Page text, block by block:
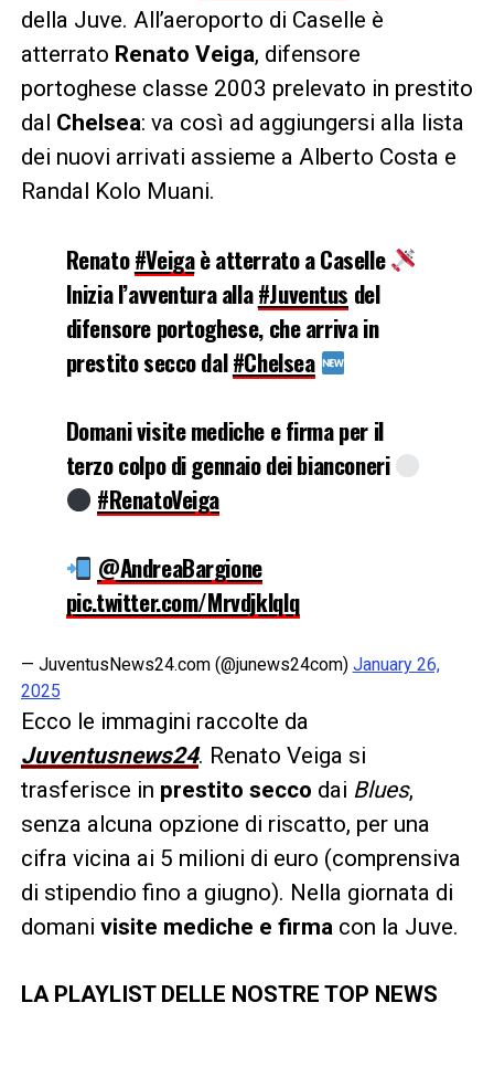
della Juve. All’aeroporto di Caselle è
atterrato Renato Veiga, difensore
portoghese classe 2003 prelevato in prestito
dal Chelsea: va così ad aggiungersi alla lista
dei nuovi arrivati assieme a Alberto Costa e
Randal Kolo Muani.
Renato#Veigaè atterrato a Caselle
Inizia l’avventura alla#Juventus del
difensore portoghese, che arriva in
prestito secco dal#Chelsea
Domani visite mediche e firma per il
terzo colpo di gennaio dei bianconeri
#RenatoVeiga
@AndreaBargione
pic.twitter.com/MrvdjklqIq
— JuventusNews24.com (@junews24com) January 26,
2025
Ecco le immagini raccolte da
Juventusnews24. Renato Veiga si
trasferisce in prestito secco dai Blues,
senza alcuna opzione di riscatto, per una
cifra vicina ai 5 milioni di euro (comprensiva
di stipendio fino a giugno). Nella giornata di
domani visite mediche e firmacon la Juve.
LA PLAYLIST DELLE NOSTRE TOP NEWS